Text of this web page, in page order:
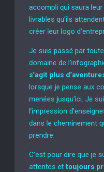
accompli qui saura
livrables qu’ils
créer leur logo
Je suis passé par
domaine de
s’agit plus
lorsque je pense aux
menées jusqu’ici. Je
l’impression
dans le cheminement
prendre.
C’est pour dire que je
attentes ettoujours